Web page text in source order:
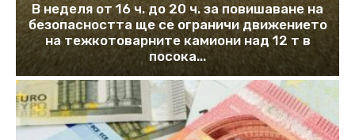
В неделя от 16 ч. до 20 ч. за повишаване на
безопасността ще се ограничи движението
на тежкотоварните камиони над 12 т в
посока...